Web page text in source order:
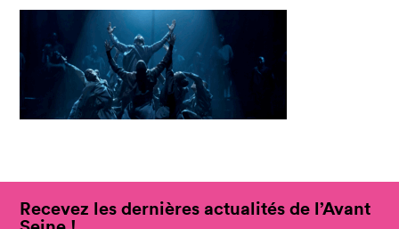
Recevez les dernières actualités de l’Avant